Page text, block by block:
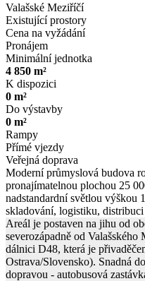
Valašské Meziříčí
Existující prostory
Cena na vyžádání
Pronájem
Minimální jednotka
4 850 m²
K dispozici
0 m²
Do výstavby
0 m²
Rampy
Přímé vjezdy
Veřejná doprava
Moderní průmyslová budova
pronajímatelnou plochou 25
nadstandardní světlou výškou
skladování, logistiku,
Areál je postaven na jihu od
severozápadně od
dálnici D48, která je
Ostrava/Slovensko). Snadná
dopravou - autobusová